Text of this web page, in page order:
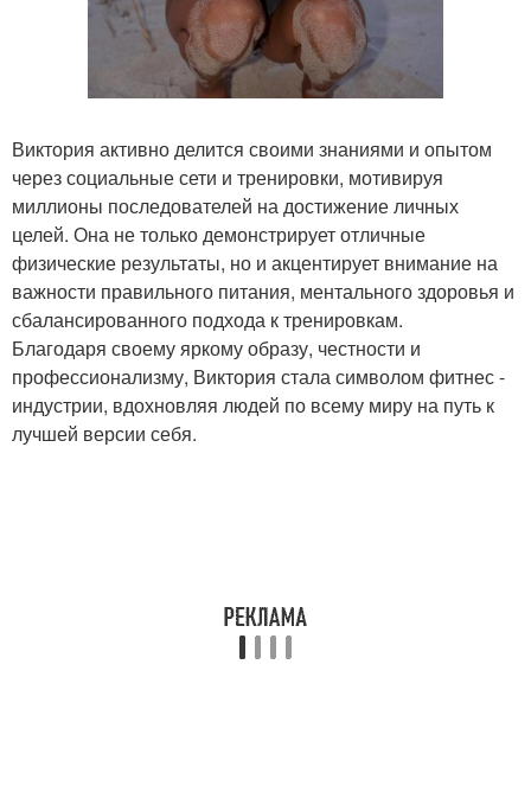
Виктория активно делится своими знаниями и опытом
через социальные сети и тренировки, мотивируя
миллионы последователей на достижение личных
целей. Она не только демонстрирует отличные
физические результаты, но и акцентирует внимание на
важности правильного питания, ментального здоровья и
сбалансированного подхода к тренировкам.
Благодаря своему яркому образу, честности и
профессионализму, Виктория стала символом фитнес -
индустрии, вдохновляя людей по всему миру на путь к
лучшей версии себя.